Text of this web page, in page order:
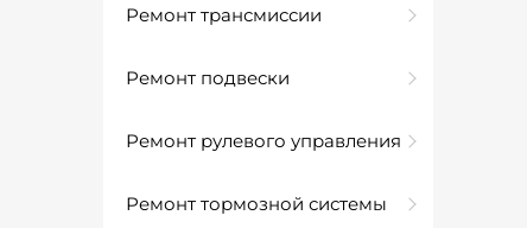
Ремонт трансмиссии
Ремонт подвески
Ремонт рулевого управления
Ремонт тормозной системы